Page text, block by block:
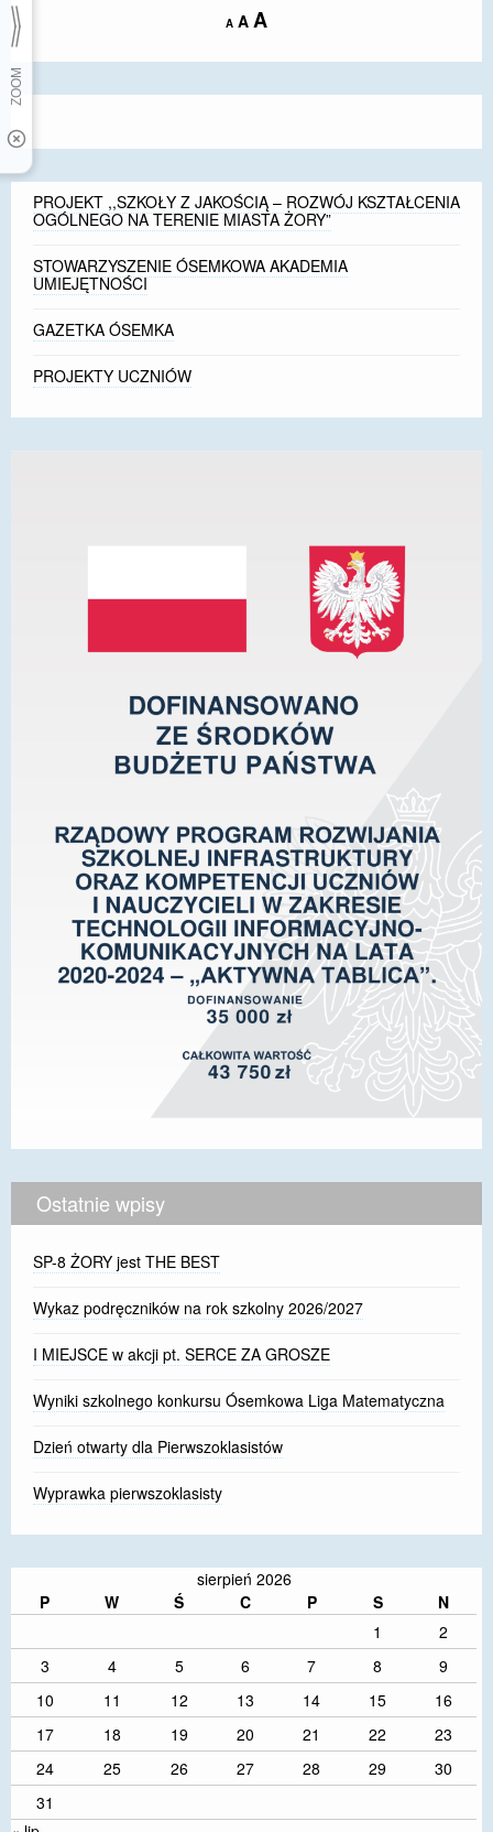
A Decrease
size.
A Reset
size.
AIncrease
size.
PROJEKT ,,SZKOŁY Z JAKOŚCIĄ – ROZWÓJ KSZTAŁCENIA
OGÓLNEGO NA TERENIE MIASTA ŻORY”
STOWARZYSZENIE ÓSEMKOWA AKADEMIA
UMIEJĘTNOŚCI
GAZETKA ÓSEMKA
PROJEKTY UCZNIÓW
Ostatnie wpisy
SP-8 ŻORY jest THE BEST
Wykaz podręczników na rok szkolny 2026/2027
I MIEJSCE w akcji pt. SERCE ZA GROSZE
Wyniki szkolnego konkursu Ósemkowa Liga Matematyczna
Dzień otwarty dla Pierwszoklasistów
Wyprawka pierwszoklasisty
sierpień 2026
P
W Ś C P S
N
1
2
3
4 5 6 7 8
9
10
11 12 13 14 15
16
17
18 19 20 21 22
23
24
25 26 27 28 29
30
31